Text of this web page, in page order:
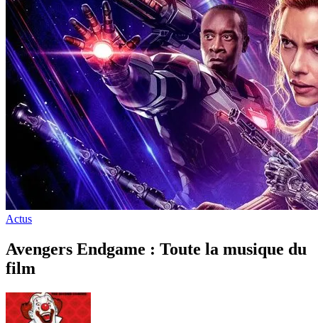
Actus
Avengers Endgame : Toute la musique du
film